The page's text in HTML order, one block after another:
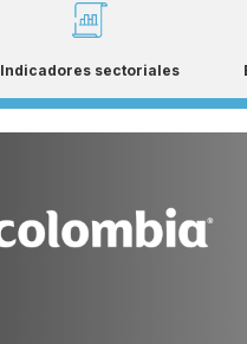
Indicadores sectoriales